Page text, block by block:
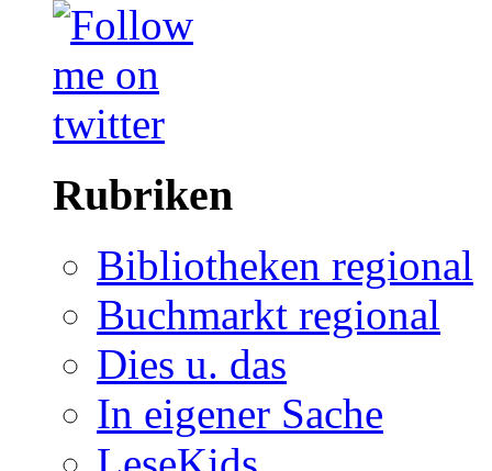
Rubriken
Bibliotheken regional
Buchmarkt regional
Dies u. das
In eigener Sache